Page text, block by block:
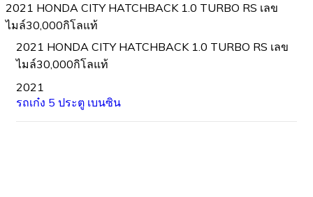
2021 HONDA CITY HATCHBACK 1.0 TURBO RS เลข
ไมล์30,000กิโลแท้
2021 HONDA CITY HATCHBACK 1.0 TURBO RS เลข
ไมล์30,000กิโลแท้
2021
รถเก๋ง 5 ประตู เบนซิน